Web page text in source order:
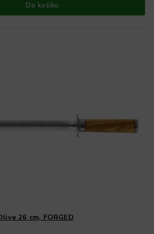
Do košíku
26 cm, FORGED